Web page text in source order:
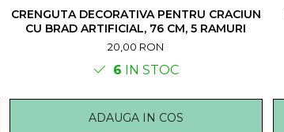
CRENGUTA DECORATIVA PENTRU CRACIUN
CU BRAD ARTIFICIAL, 76 CM, 5 RAMURI
20,00 RON
6 IN STOC
ADAUGA IN COS